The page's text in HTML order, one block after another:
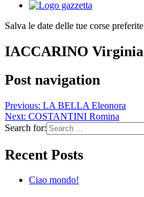
Salva le date delle tue corse preferite
IACCARINO Virginia
Post navigation
Previous: LA BELLA Eleonora
Next: COSTANTINI Romina
Search for:
Recent Posts
Ciao mondo!